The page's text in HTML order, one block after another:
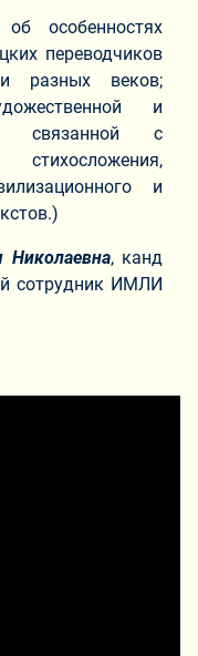
особенностях
переводчиков
разных веков;
и
связанной с
и
Николаевна, канд
сотрудник ИМЛИ